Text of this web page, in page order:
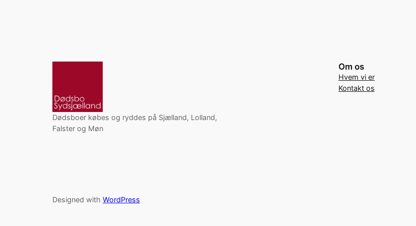
Dødsboer købes og ryddes på Sjælland, Lolland,
Falster og Møn
Om os
Hvem vi er
Kontakt os
Designed with WordPress